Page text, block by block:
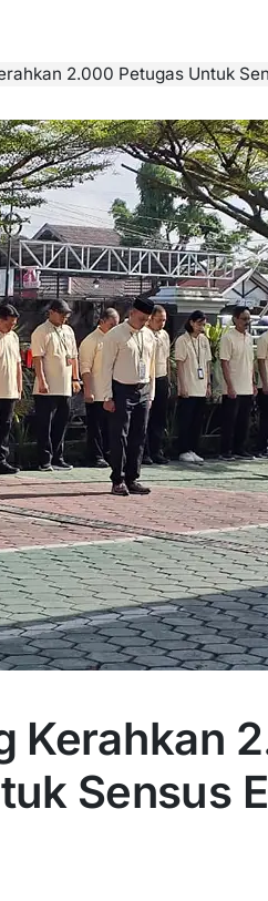
2.000 Petugas Untuk
Kerahkan
Sensus